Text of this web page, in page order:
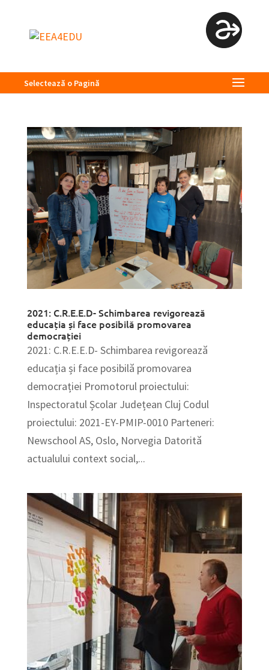
Selectează o Pagină
2021: C.R.E.E.D- Schimbarea revigorează
educația și face posibilă promovarea
democrației
2021: C.R.E.E.D- Schimbarea revigorează
educația și face posibilă promovarea
democrației Promotorul proiectului:
Inspectoratul Școlar Județean Cluj Codul
proiectului: 2021-EY-PMIP-0010 Parteneri:
Newschool AS, Oslo, Norvegia Datorită
actualului context social,...